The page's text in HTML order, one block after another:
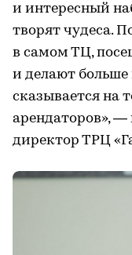
и интересный
творят чудеса.
в самом ТЦ,
и делают больше
сказывается на
арендаторов», —
директор ТРЦ